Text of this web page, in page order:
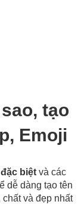
sao, tạo
Emoji
biệt và các
dễ dàng tạo tên
và đẹp nhất